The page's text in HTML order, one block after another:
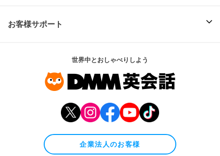
お客様サポート
世界中とおしゃべりしよう
企業法人のお客様